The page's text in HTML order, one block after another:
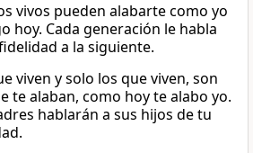
vivos pueden alabarte como yo
hoy. Cada generación le habla
a la siguiente.
viven y solo los que viven, son
te alaban, como hoy te alabo yo.
hablarán a sus hijos de tu